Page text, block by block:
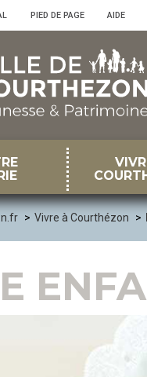
PIED DE PAGE AIDE
Vivre à Courthézon